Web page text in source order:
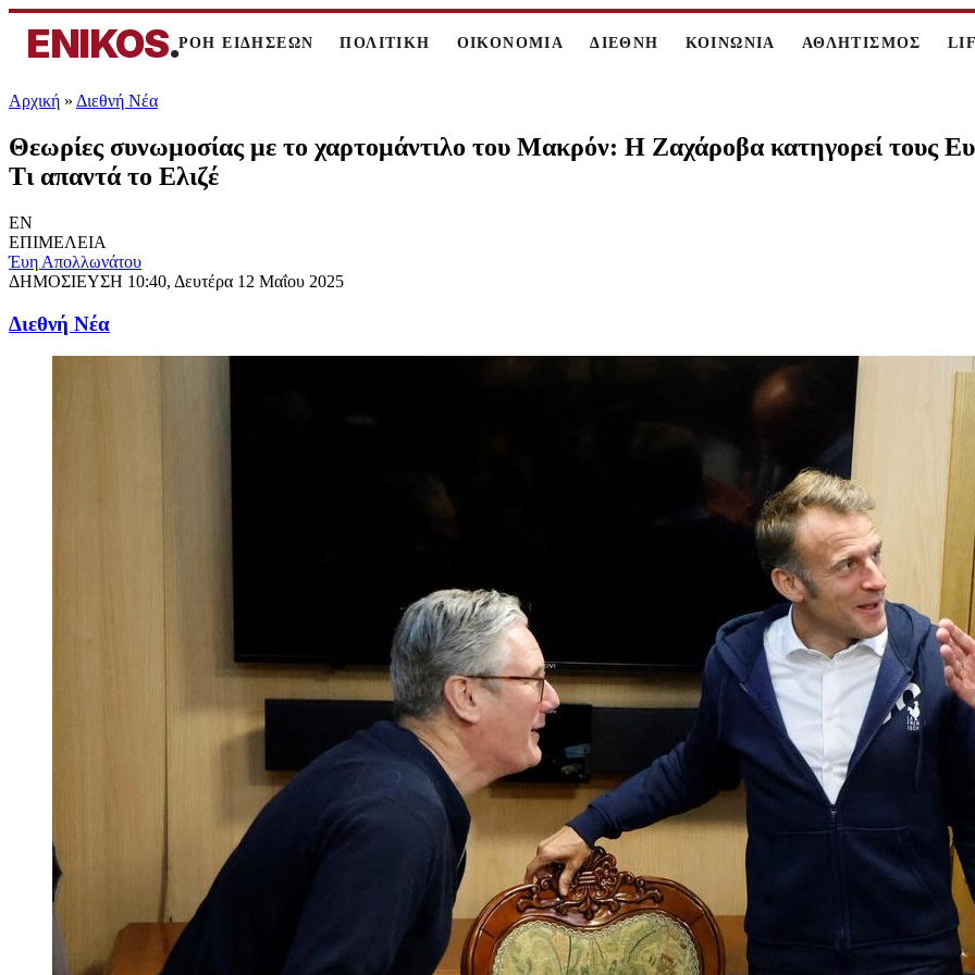
ENIKOS.ΡΟΗ ΕΙΔΗΣΕΩΝ ΠΟΛΙΤΙΚΗ ΟΙΚΟΝΟΜΙΑ ΔΙΕΘΝΗ ΚΟΙΝΩΝΙΑ ΑΘΛΗΤΙΣΜΟΣ
Αρχική » Διεθνή Νέα
Θεωρίες συνωμοσίας με το χαρτομάντιλο του Μακρόν: Η Ζαχάροβα κατηγορεί τους
Τι απαντά το Ελιζέ
EN
ΕΠΙΜΕΛΕΙΑ
Έυη Απολλωνάτου
ΔΗΜΟΣΙΕΥΣΗ 10:40, Δευτέρα 12 Μαΐου 2025
Διεθνή Νέα